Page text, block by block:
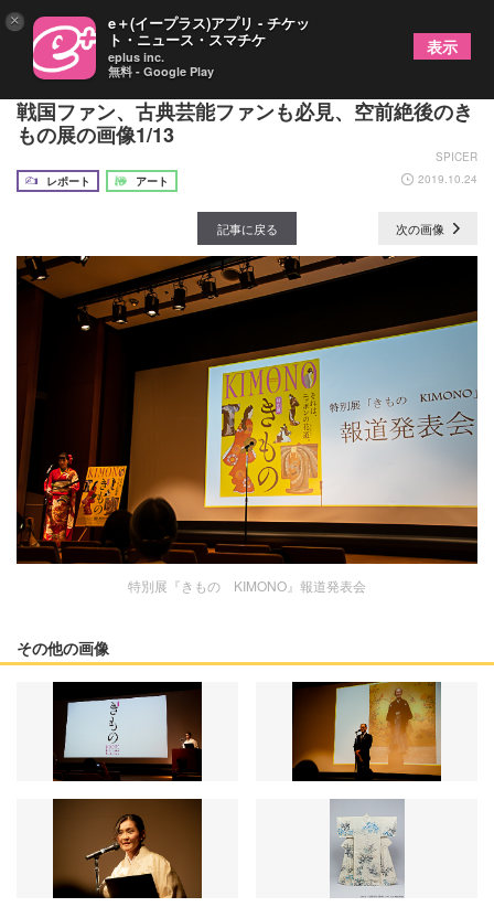
特別展『きもの KIMONO』報道発表会レポート
戦国ファン、古典芸能ファンも必見、空前絶後のき
もの展の画像1/13
SPICER
レポート
アート 2019.10.24
記事に戻る 次の画像
特別展『きもの KIMONO』報道発表会
その他の画像
× e＋(イープラス)アプリ - チケッ
ト・ニュース・スマチケ
eplus inc.
無料 - Google Play
表示